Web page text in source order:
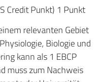
Credit Punkt) 1 Punkt
relevanten Gebiet
Biologie und
kann als 1 EBCP
muss zum Nachweis